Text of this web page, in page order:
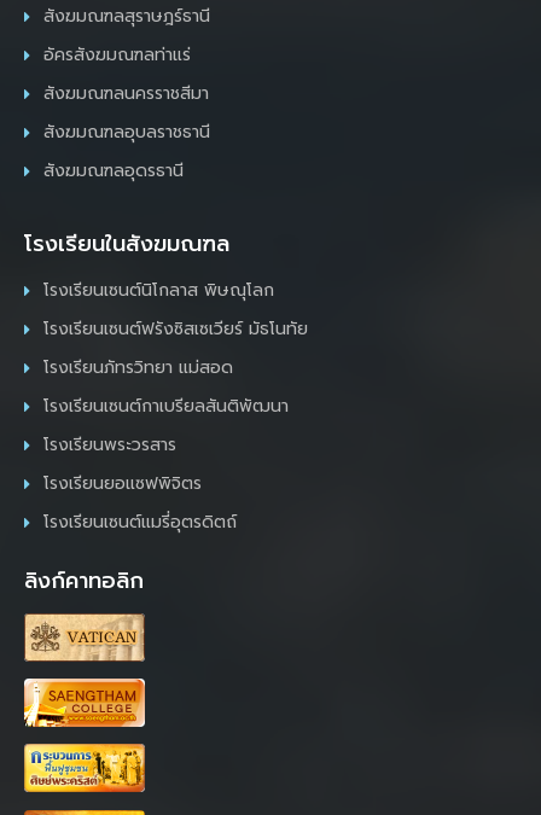
สังฆมณฑลสุราษฎร์ธานี
อัครสังฆมณฑลท่าแร่
สังฆมณฑลนครราชสีมา
สังฆมณฑลอุบลราชธานี
สังฆมณฑลอุดรธานี
โรงเรียนในสังฆมณฑล
โรงเรียนเซนต์นิโกลาส พิษณุโลก
โรงเรียนเซนต์ฟรังซิสเซเวียร์ มัธโนทัย
โรงเรียนภัทรวิทยา แม่สอด
โรงเรียนเซนต์กาเบรียลสันติพัฒนา
โรงเรียนพระวรสาร
โรงเรียนยอแซฟพิจิตร
โรงเรียนเซนต์แมรี่อุตรดิตถ์
ลิงก์คาทอลิก